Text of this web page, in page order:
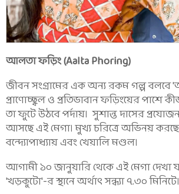
আলতা ফড়িং (Aalta Phoring)
জীবন সংগ্রামের এক অন্য রকম গল্প বলবে
প্রাণোচ্ছ্বল ও প্রতিভাবান ফড়িংয়ের পাশে
তা ফুটে উঠবে পর্দায়। সুশান্ত দাসের
আসছে এই মেগা। মুখ্য চরিত্রে অভিনয়
বন্দ্যোপাধ্যায় এবং খেয়ালি মণ্ডল।
আগামী ১০ জানুয়ারি থেকে এই মেগা দেখা
'খড়কুটো'-র স্থানে অর্থাৎ সন্ধ্যা ৭.৩০ মিনিটে।